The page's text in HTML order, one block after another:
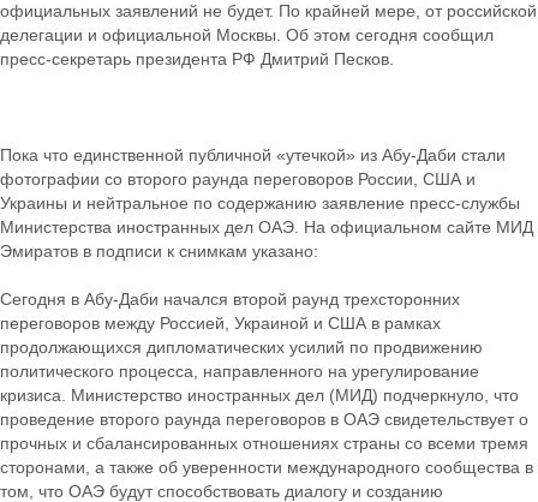
официальных заявлений не будет. По крайней мере, от российской
делегации и официальной Москвы. Об этом сегодня сообщил
пресс-секретарь президента РФ Дмитрий Песков.
Пока что единственной публичной «утечкой» из Абу-Даби стали
фотографии со второго раунда переговоров России, США и
Украины и нейтральное по содержанию заявление пресс-службы
Министерства иностранных дел ОАЭ. На официальном сайте МИД
Эмиратов в подписи к снимкам указано:
Сегодня в Абу-Даби начался второй раунд трехсторонних
переговоров между Россией, Украиной и США в рамках
продолжающихся дипломатических усилий по продвижению
политического процесса, направленного на урегулирование
кризиса. Министерство иностранных дел (МИД) подчеркнуло, что
проведение второго раунда переговоров в ОАЭ свидетельствует о
прочных и сбалансированных отношениях страны со всеми тремя
сторонами, а также об уверенности международного сообщества в
том, что ОАЭ будут способствовать диалогу и созданию